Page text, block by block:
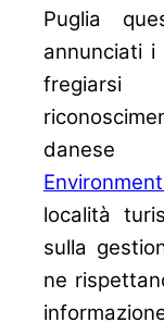
Puglia
annunciati
località
sulla
ne